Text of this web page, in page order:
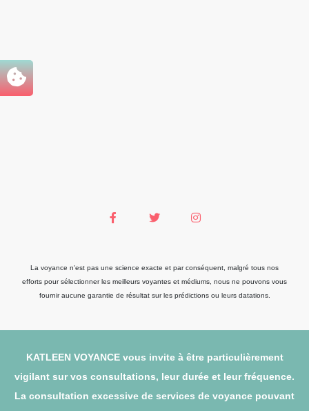
La voyance n'est pas une science exacte et par conséquent, malgré tous nos
efforts pour sélectionner les meilleurs voyantes et médiums, nous ne pouvons vous
fournir aucune garantie de résultat sur les prédictions ou leurs datations.
KATLEEN VOYANCE vous invite à être particulièrement
vigilant sur vos consultations, leur durée et leur fréquence.
La consultation excessive de services de voyance pouvant